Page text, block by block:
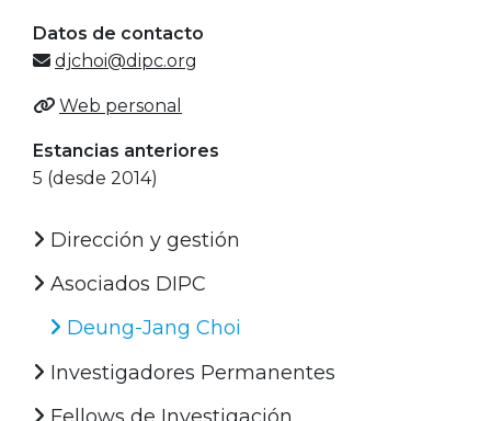
Datos de contacto
djchoi@dipc.org
Web personal
Estancias anteriores
5 (desde 2014)
Dirección y gestión
Asociados DIPC
Deung-Jang Choi
Investigadores Permanentes